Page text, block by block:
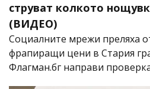
струват колкото
(ВИДЕО)
Социалните мрежи преляха
фрапиращи цени в Стария
Флагман.бг направи